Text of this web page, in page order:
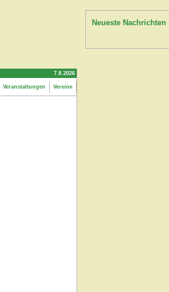
7.8.2026
Veranstaltungen Vereine
Neueste Nachrichten